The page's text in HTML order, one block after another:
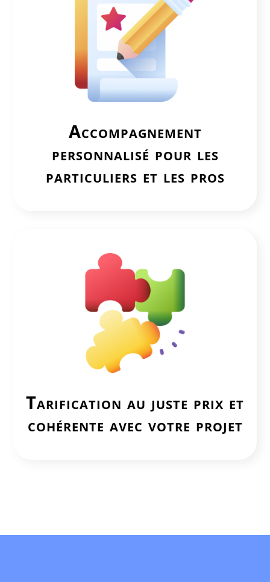
Accompagnement
personnalisé pour les
particuliers et les pros
Tarification au juste prix et
cohérente avec votre projet